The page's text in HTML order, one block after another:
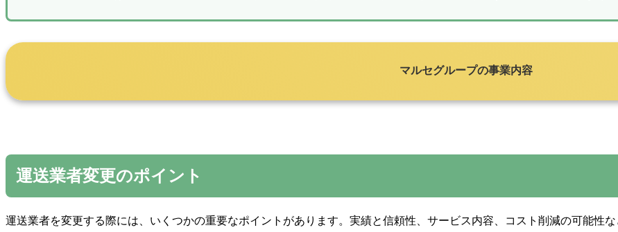
マルセグループの事業内容
運送業者変更のポイント
運送業者を変更する際には、いくつかの重要なポイントがあります。実績と信頼性、サービス内容、コスト削減の可能性